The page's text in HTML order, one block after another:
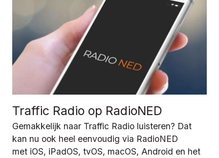
Traffic Radio op RadioNED
Gemakkelijk naar Traffic Radio luisteren? Dat
kan nu ook heel eenvoudig via RadioNED
met iOS, iPadOS, tvOS, macOS, Android en het